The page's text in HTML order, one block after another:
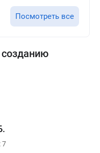
Посмотреть все
7